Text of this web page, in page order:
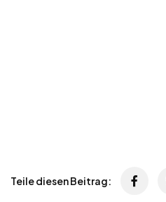
Teile diesen Beitrag: